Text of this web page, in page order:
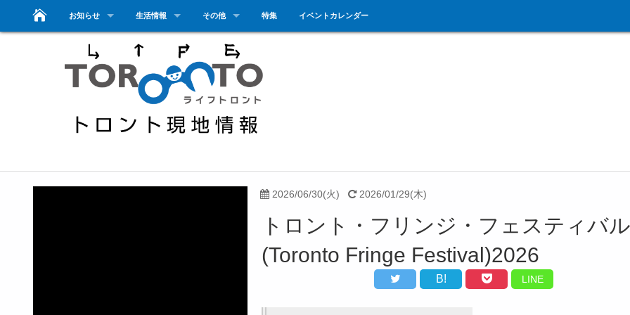
お知らせ 生活情報 その他 特集 イベントカレンダー
2026/06/30(火) 2026/01/29(木)
トロント・フリンジ・フェスティバル
(Toronto Fringe Festival)2026
B! LINE